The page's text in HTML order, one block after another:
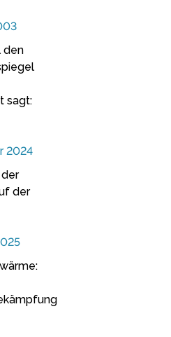
den
sagt:
2024
der
der